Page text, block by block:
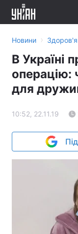
Новини › Здоров'я
В Україні
операцію:
для
10:52, 22.11.19